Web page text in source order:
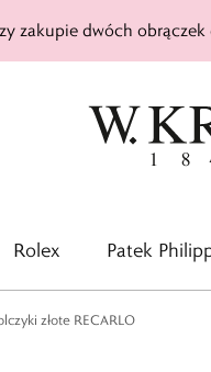
zakupie dwóch
Rolex Patek
złote RECARLO